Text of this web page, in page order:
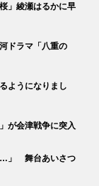
」綾瀬はるかに早
ドラマ「八重の
ようになりまし
が会津戦争に突入
…」 舞台あいさつ